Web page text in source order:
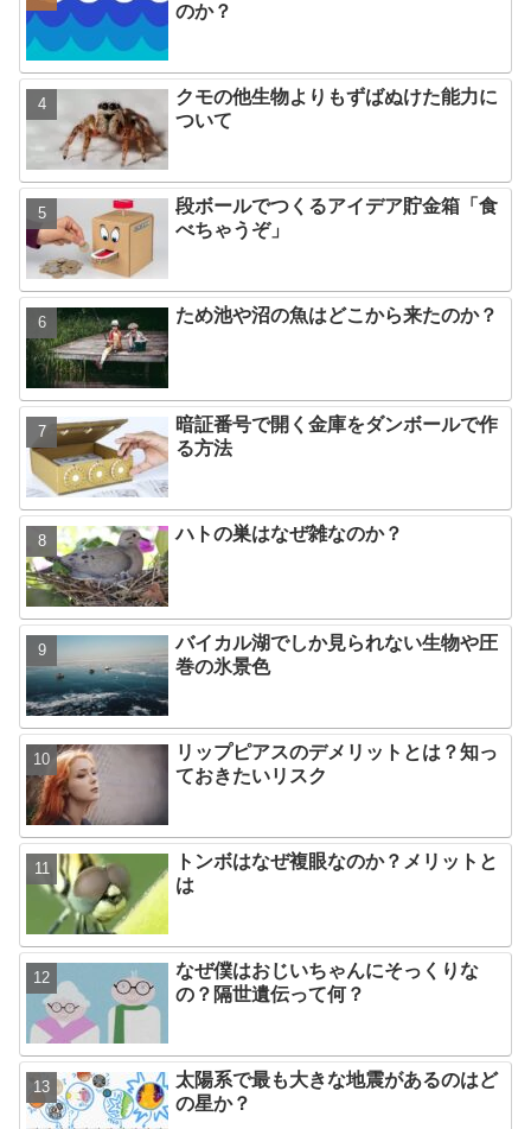
のか？
クモの他生物よりもずばぬけた能力に
ついて
段ボールでつくるアイデア貯金箱「食
べちゃうぞ」
ため池や沼の魚はどこから来たのか？
暗証番号で開く金庫をダンボールで作
る方法
ハトの巣はなぜ雑なのか？
バイカル湖でしか見られない生物や圧
巻の氷景色
リップピアスのデメリットとは？知っ
ておきたいリスク
トンボはなぜ複眼なのか？メリットと
は
なぜ僕はおじいちゃんにそっくりな
の？隔世遺伝って何？
太陽系で最も大きな地震があるのはど
の星か？